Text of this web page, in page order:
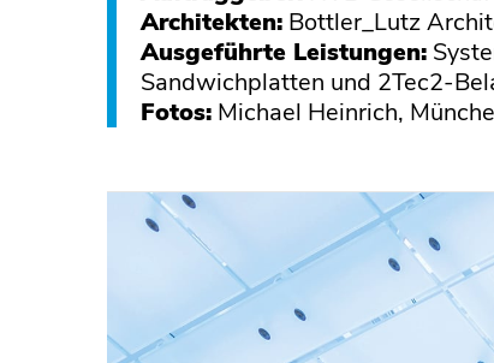
Architekten: Bottler_Lutz
Ausgeführte Leistungen:
Sandwichplatten und 2Tec2-
Fotos: Michael Heinrich,